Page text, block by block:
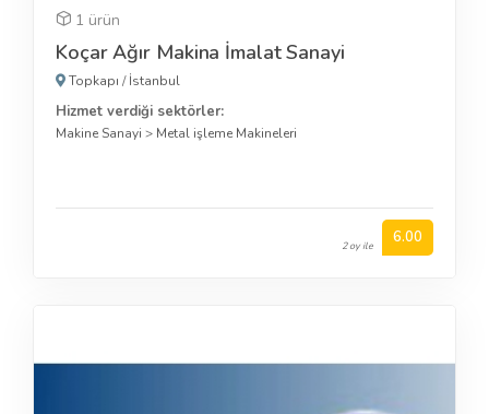
1 ürün
Koçar Ağır Makina İmalat Sanayi
Topkapı /İstanbul
Hizmet verdiği sektörler:
Makine Sanayi > Metal işleme Makineleri
2 oy ile 6.00